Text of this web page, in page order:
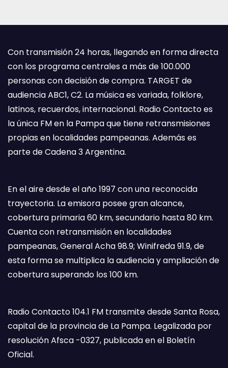
Con transmisión 24 horas, llegando en forma directa
con los programa centrales a más de 100.000
personas con decisión de compra. TARGET de
audiencia ABC1, C2. La música es variada, folklore,
latinos, recuerdos, internacional. Radio Contacto es
la única FM en la Pampa que tiene retransmisiones
propias en localidades pampeanas. Además es
parte de Cadena 3 Argentina.
En el aire desde el año 1997 con una reconocida
trayectoria. La emisora posee gran alcance,
cobertura primaria 60 km, secundario hasta 80 km.
Cuenta con retransmisión en localidades
pampeanas, General Acha 98.9; Winifreda 91.9, de
esta forma se multiplica la audiencia y ampliación de
cobertura superando los 100 km.
Radio Contacto 104.1 FM transmite desde Santa Rosa,
capital de la provincia de La Pampa. Legalizada por
resolución Afsca -0327, publicada en el Boletín
Oficial.